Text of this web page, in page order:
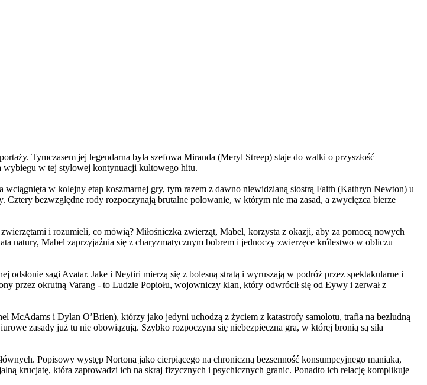
Tymczasem jej legendarna była szefowa Miranda (Meryl Streep) staje do walki o przyszłość
wybiegu w tej stylowej kontynuacji kultowego hitu.
w kolejny etap koszmarnej gry, tym razem z dawno niewidzianą siostrą Faith (Kathryn Newton) u
bezwzględne rody rozpoczynają brutalne polowanie, w którym nie ma zasad, a zwycięzca bierze
i rozumieli, co mówią? Miłośniczka zwierząt, Mabel, korzysta z okazji, aby za pomocą nowych
natury, Mabel zaprzyjaźnia się z charyzmatycznym bobrem i jednoczy zwierzęce królestwo w obliczu
sagi Avatar. Jake i Neytiri mierzą się z bolesną stratą i wyruszają w podróż przez spektakularne i
przez okrutną Varang - to Ludzie Popiołu, wojowniczy klan, który odwrócił się od Eywy i zerwał z
i Dylan O’Brien), którzy jako jedyni uchodzą z życiem z katastrofy samolotu, trafia na bezludną
zasady już tu nie obowiązują. Szybko rozpoczyna się niebezpieczna gra, w której bronią są siła
Popisowy występ Nortona jako cierpiącego na chroniczną bezsenność konsumpcyjnego maniaka,
krucjatę, która zaprowadzi ich na skraj fizycznych i psychicznych granic. Ponadto ich relację komplikuje